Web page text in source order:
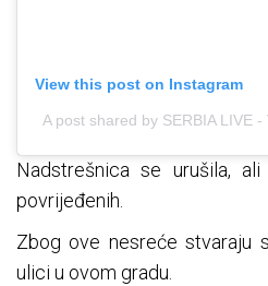
View this post on Instagram
A post shared by SERBIA LIVE
Nadstrešnica se urušila,
povrijeđenih.
Zbog ove nesreće stvaraju
ulici u ovom gradu.